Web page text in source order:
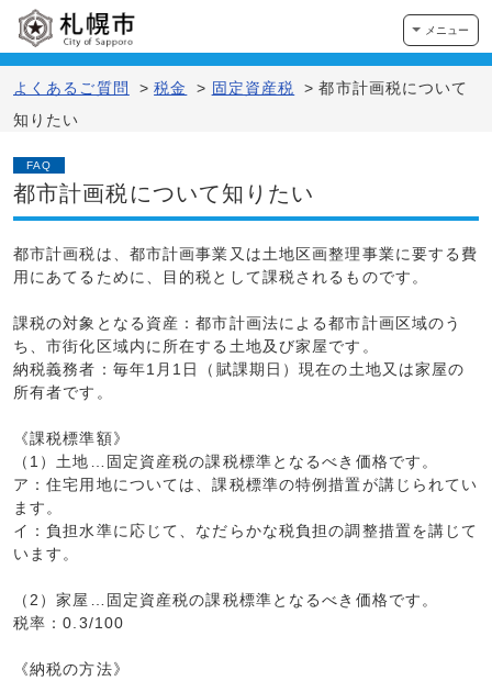
メニュー
よくあるご質問 > 税金 > 固定資産税 > 都市計画税について
知りたい
FAQ
都市計画税について知りたい
都市計画税は、都市計画事業又は土地区画整理事業に要する費
用にあてるために、目的税として課税されるものです。
課税の対象となる資産：都市計画法による都市計画区域のう
ち、市街化区域内に所在する土地及び家屋です。
納税義務者：毎年1月1日（賦課期日）現在の土地又は家屋の
所有者です。
《課税標準額》
（1）土地…固定資産税の課税標準となるべき価格です。
ア：住宅用地については、課税標準の特例措置が講じられてい
ます。
イ：負担水準に応じて、なだらかな税負担の調整措置を講じて
います。
（2）家屋…固定資産税の課税標準となるべき価格です。
税率：0.3/100
《納税の方法》